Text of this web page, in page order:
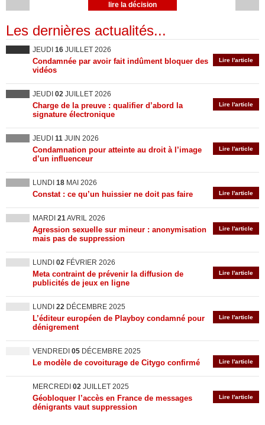
lire la décision
Les dernières actualités...
JEUDI 16 JUILLET 2026
Lire l'article
Condamnée par avoir fait indûment bloquer des
vidéos
JEUDI 02 JUILLET 2026
Lire l'article
Charge de la preuve : qualifier d’abord la
signature électronique
JEUDI 11 JUIN 2026
Lire l'article
Condamnation pour atteinte au droit à l’image
d’un influenceur
LUNDI 18 MAI 2026
Lire l'article
Constat : ce qu’un huissier ne doit pas faire
MARDI 21AVRIL 2026
Lire l'article
Agression sexuelle sur mineur : anonymisation
mais pas de suppression
LUNDI 02 FÉVRIER 2026
Lire l'article
Meta contraint de prévenir la diffusion de
publicités de jeux en ligne
LUNDI 22 DÉCEMBRE 2025
Lire l'article
L’éditeur européen de Playboy condamné pour
dénigrement
VENDREDI 05 DÉCEMBRE 2025
Lire l'article
Le modèle de covoiturage de Citygo confirmé
MERCREDI 02 JUILLET 2025
Lire l'article
Géobloquer l’accès en France de messages
dénigrants vaut suppression